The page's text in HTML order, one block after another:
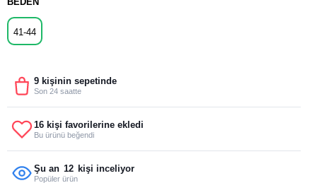
41-44
9 kişinin sepetinde
Son 24 saatte
16 kişi favorilerine ekledi
Bu ürünü beğendi
Şu an 12 kişi inceliyor
Popüler ürün